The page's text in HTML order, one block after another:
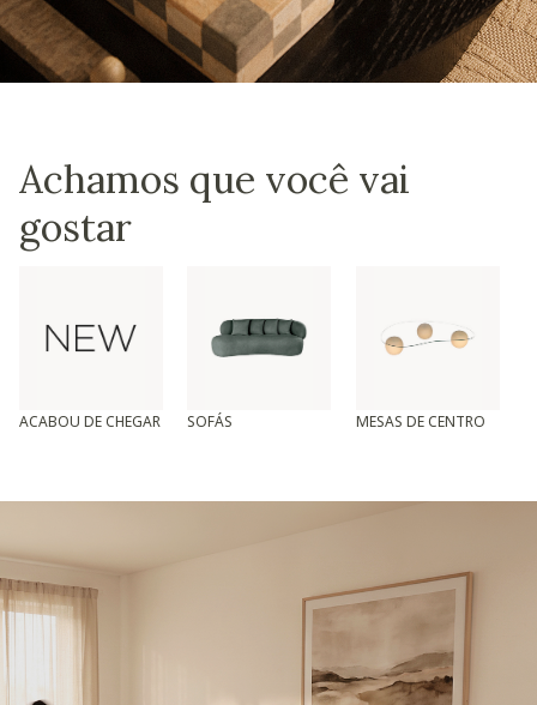
Achamos que você vai
gostar
ACABOU DE CHEGAR SOFÁS MESAS DE CENTRO